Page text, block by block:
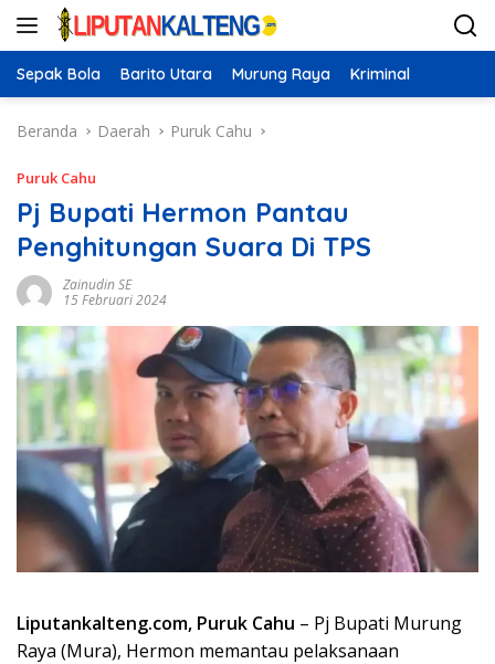
Langsung
Sepak Bola Barito Utara Murung Raya Kriminal
Beranda Daerah Puruk Cahu
Puruk Cahu
Pj Bupati Hermon Pantau
Penghitungan Suara Di TPS
Zainudin SE
15 Februari 2024
Liputankalteng.com, Puruk Cahu – Pj Bupati Murung
Raya (Mura), Hermon memantau pelaksanaan